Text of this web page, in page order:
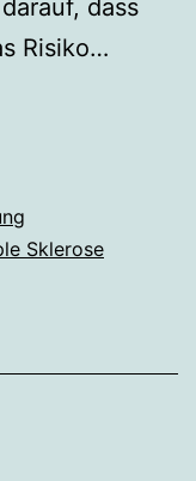
dass
Risiko…
Sklerose